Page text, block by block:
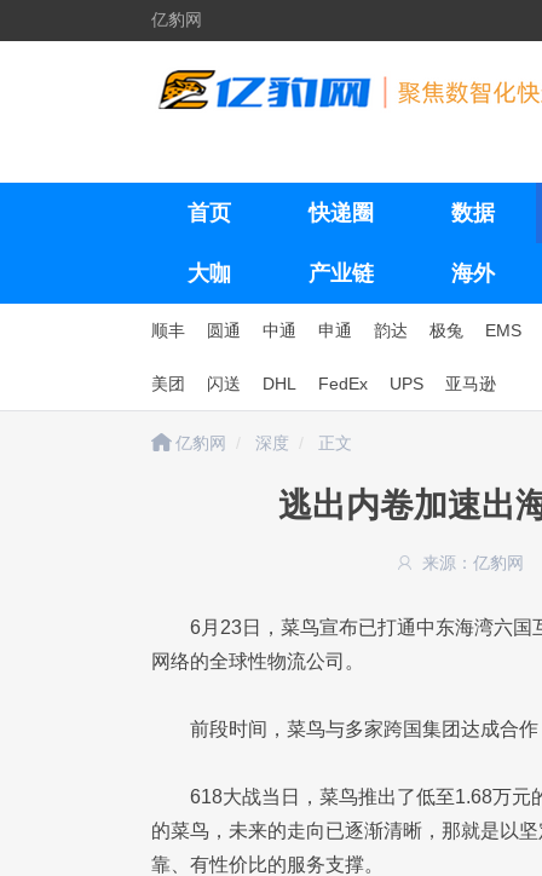
亿豹网
首页 快递圈 数据
大咖 产业链 海外
顺丰 圆通 中通 申通 韵达 极兔 EMS
美团 闪送 DHL FedEx UPS 亚马逊
亿豹网 深度 正文
逃出内卷加速出
来源：亿豹网
6月23日，菜鸟宣布已打通中东海湾六
网络的全球性物流公司。
前段时间，菜鸟与多家跨国集团达成合
618大战当日，菜鸟推出了低至1.68万
的菜鸟，未来的走向已逐渐清晰，那就是以
靠、有性价比的服务支撑。